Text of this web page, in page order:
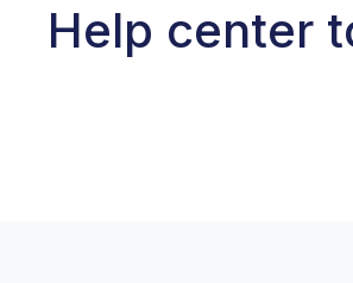
Help center